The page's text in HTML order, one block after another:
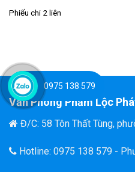
Phiếu chi 2 liên
Văn Phòng Phẩm Lộc
Đ/C: 58 Tôn Thất Tùng,
Hotline: 0975 138 579 -
0975 138 579